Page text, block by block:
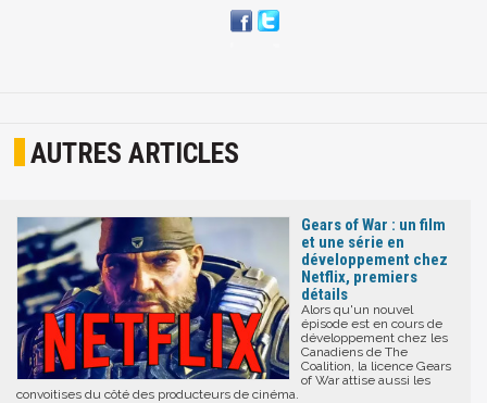
AUTRES ARTICLES
Gears of War : un film
et une série en
développement chez
Netflix, premiers
détails
Alors qu'un nouvel
épisode est en cours de
développement chez les
Canadiens de The
Coalition, la licence Gears
of War attise aussi les
convoitises du côté des producteurs de cinéma.